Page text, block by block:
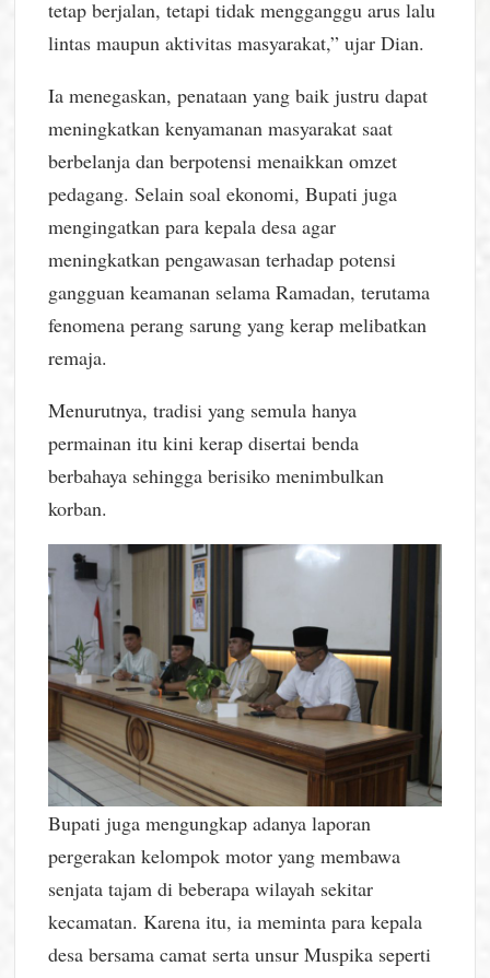
tetap berjalan, tetapi tidak mengganggu arus lalu
lintas maupun aktivitas masyarakat,” ujar Dian.
Ia menegaskan, penataan yang baik justru dapat
meningkatkan kenyamanan masyarakat saat
berbelanja dan berpotensi menaikkan omzet
pedagang. Selain soal ekonomi, Bupati juga
mengingatkan para kepala desa agar
meningkatkan pengawasan terhadap potensi
gangguan keamanan selama Ramadan, terutama
fenomena perang sarung yang kerap melibatkan
remaja.
Menurutnya, tradisi yang semula hanya
permainan itu kini kerap disertai benda
berbahaya sehingga berisiko menimbulkan
korban.
Bupati juga mengungkap adanya laporan
pergerakan kelompok motor yang membawa
senjata tajam di beberapa wilayah sekitar
kecamatan. Karena itu, ia meminta para kepala
desa bersama camat serta unsur Muspika seperti